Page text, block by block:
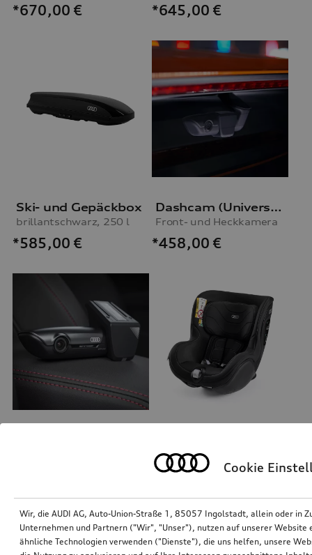
*670,00 € *645,00 €
Ski- und Gepäckbox
brillantschwarz, 250 l
*585,00 €
Dashcam (Universal Traffic Recorder 2.0)
Front- und Heckkamera
*458,00 €
*380,00
Cookie
Wir, die AUDI AG, Auto-Union-Straße 1, 85057 Ingolstadt, allein oder in
Unternehmen und Partnern ("Wir", "Unser"), nutzen auf unserer Website
ähnliche Technologien verwenden ("Dienste"), die uns helfen, unsere